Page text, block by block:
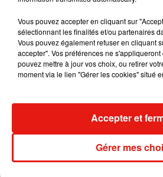
7 août 2026
RÜFÜS DU SOL
album après sa
7 août 2026
collaboration tant
Vous pouvez accepter en cliquant sur
sélectionnant les finalités et/ou partenaires
Vous pouvez également refuser en cliquant
accepter". Vos préférences ne
pouvez mettre à jour vos choix, ou retirer
moment via le lien "Gérer les cookies" situé
Gérer mes
Accepter et